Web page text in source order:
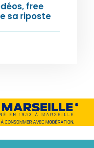
free
sa riposte